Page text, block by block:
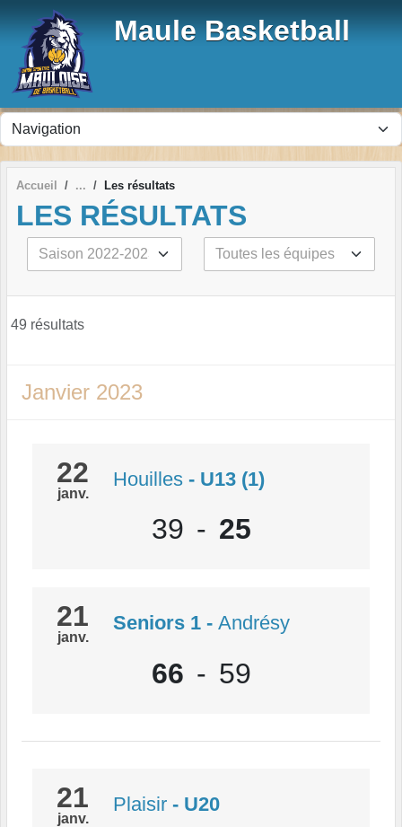
Maule Basketball
Accueil Les résultats
LES RÉSULTATS
49 résultats
Janvier 2023
22
janv.
Houilles - U13 (1)
39 - 25
21
janv.
Seniors 1 - Andrésy
66 - 59
21
janv.
Plaisir - U20
Panneau de gestion des cookies